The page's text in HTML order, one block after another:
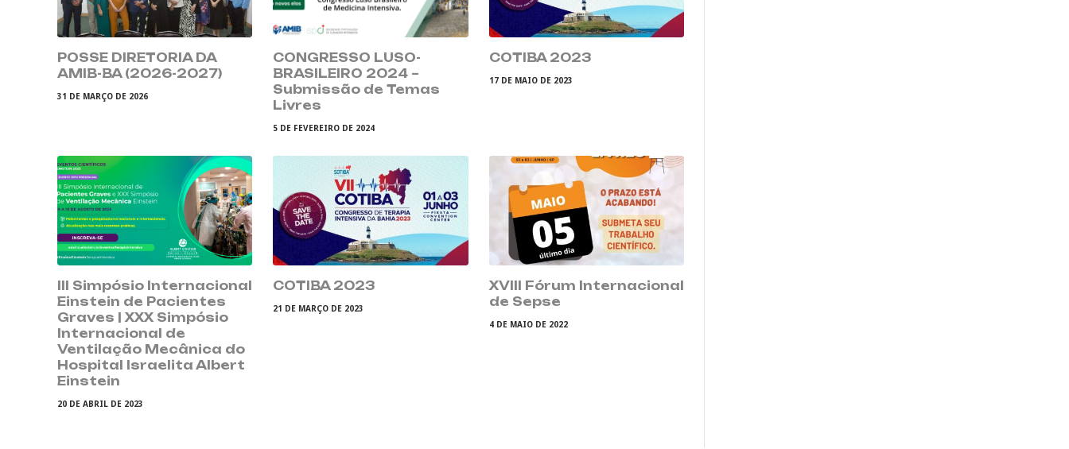
POSSE DIRETORIA DA
AMIB-BA (2026-2027)
31 DE MARÇO DE 2026
CONGRESSO LUSO-
BRASILEIRO 2024 –
Submissão de Temas
Livres
5 DE FEVEREIRO DE 2024
COTIBA 2023
17 DE MAIO DE 2023
III Simpósio Internacional
Einstein de Pacientes
Graves | XXX Simpósio
Internacional de
Ventilação Mecânica do
Hospital Israelita Albert
Einstein
20 DE ABRIL DE 2023
COTIBA 2023
21 DE MARÇO DE 2023
XVIII Fórum Internacional
de Sepse
4 DE MAIO DE 2022